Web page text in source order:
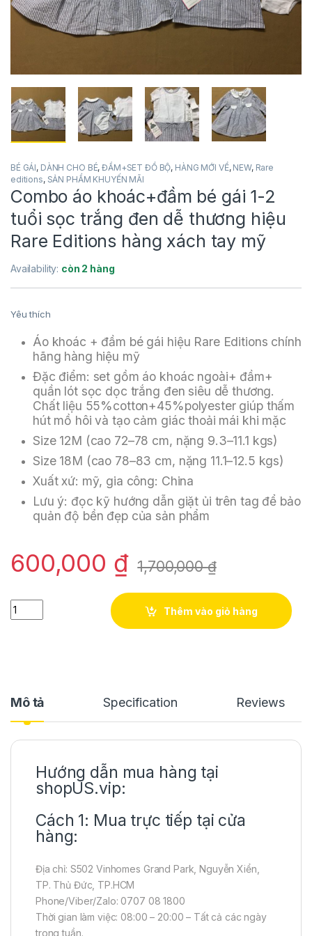
BÉ GÁI, DÀNH CHO BÉ,ĐẦM+SET ĐỒ BỘ, HÀNG MỚI VỀ, NEW, Rare
editions, SẢN PHẨM KHUYẾN MÃI
Combo áo khoác+đầm bé gái 1-2
tuổi sọc trắng đen dễ thương hiệu
Rare Editions hàng xách tay mỹ
Availability: còn 2 hàng
Yêu thích
Áo khoác + đầm bé gái hiệu Rare Editions chính
hãng hàng hiệu mỹ
Đặc điểm: set gồm áo khoác ngoài+ đầm+
quần lót sọc dọc trắng đen siêu dễ thương.
Chất liệu 55%cotton+45%polyester giúp thấm
hút mồ hôi và tạo cảm giác thoải mái khi mặc
Size 12M (cao 72–78 cm, nặng 9.3–11.1 kgs)
Size 18M (cao 78–83 cm, nặng 11.1–12.5 kgs)
Xuất xứ: mỹ, gia công: China
Lưu ý: đọc kỹ hướng dẫn giặt ủi trên tag để bảo
quản độ bền đẹp của sản phẩm
600,000 ₫ 1,700,000₫
Combo áo khoác+đầm bé gái 1-2 tuổi sọc trắng đen dễ
Thêm vào giỏ hàng
Mô tả Specification Reviews
Hướng dẫn mua hàng tại
shopUS.vip:
Cách 1: Mua trực tiếp tại cửa
hàng:
Địa chỉ: S502 Vinhomes Grand Park, Nguyễn Xiển,
TP. Thủ Đức, TP.HCM
Phone/Viber/Zalo: 0707 08 1800
Thời gian làm việc: 08:00 – 20:00 – Tất cả các ngày
trong tuần.